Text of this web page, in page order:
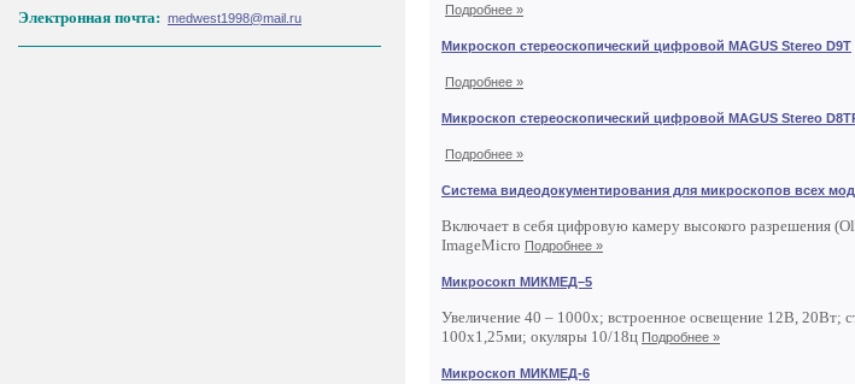
Электронная почта: medwest1998@mail.ru
Подробнее »
Микроскоп стереоскопический цифровой MAGUS Stereo D9T
Подробнее »
Микроскоп стереоскопический цифровой MAGUS Stereo
Подробнее »
Система видеодокументирования для микроскопов всех
Включает в себя цифровую камеру высокого разрешения
ImageMicro Подробнее »
Микросокп МИКМЕД–5
Увеличение 40 – 1000х; встроенное освещение 12В, 20Вт;
100х1,25ми; окуляры 10/18ц Подробнее »
Микроскоп МИКМЕД-6